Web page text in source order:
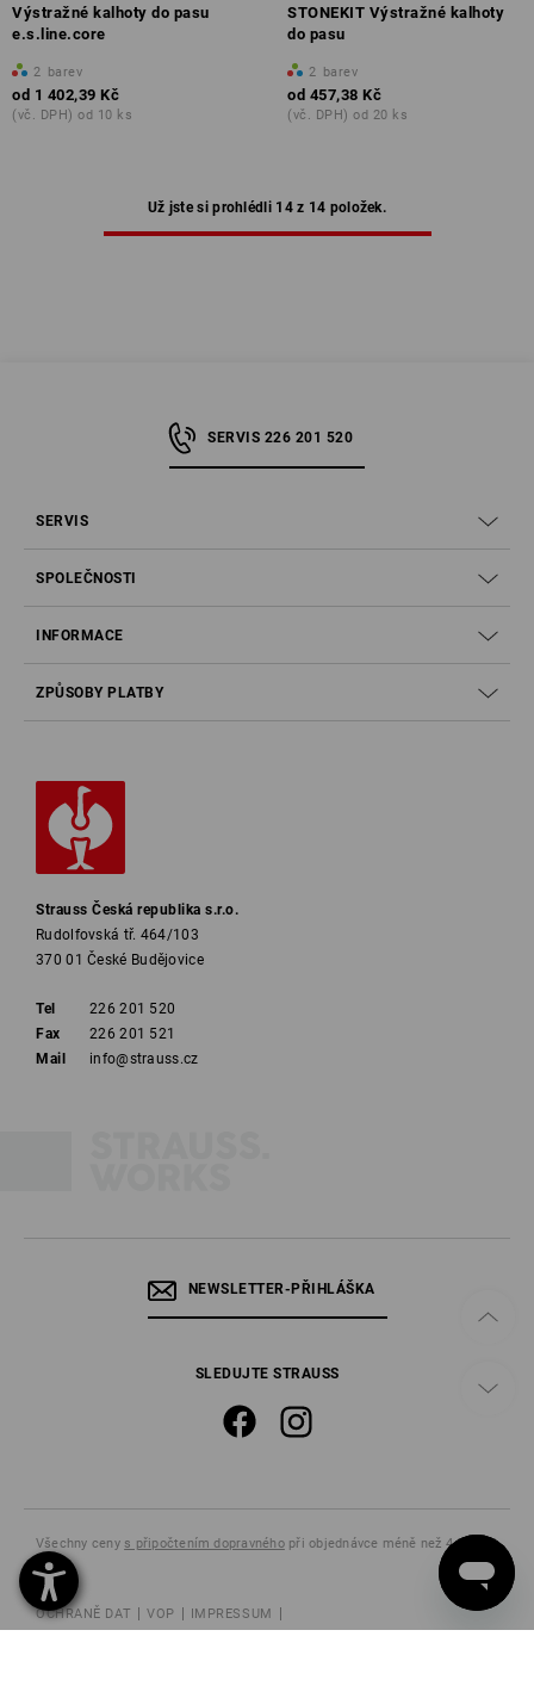
Výstražné kalhoty do pasu
e.s.line.core
2 barev
od 1 402,39 Kč
(vč. DPH) od 10 ks
STONEKIT Výstražné kalhoty
do pasu
2 barev
od 457,38 Kč
(vč. DPH) od 20 ks
Už jste si prohlédli 14 z 14 položek.
SERVIS 226 201 520
SERVIS
SPOLEČNOSTI
INFORMACE
ZPŮSOBY PLATBY
Strauss Česká republika s.r.o.
Rudolfovská tř. 464/103
370 01 České Budějovice
Tel
226 201 520
Fax
226 201 521
Mail
info@strauss.cz
NEWSLETTER-PŘIHLÁŠKA
SLEDUJTE STRAUSS
Všechny ceny s připočtením dopravnéhopři objednávce méně než 4 840,00
Kč.
OCHRANĚ DAT VOP
IMPRESSUM